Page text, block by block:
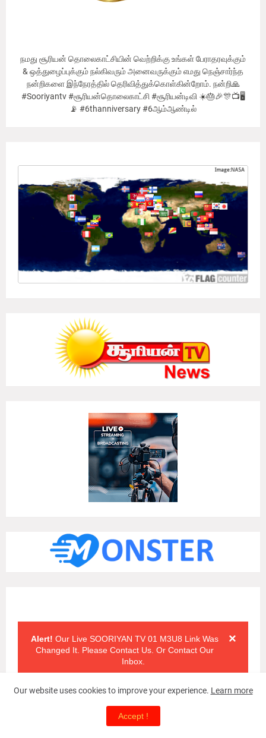
நமது சூரியன் தொலைகாட்சியின் வெற்றிக்கு உங்கள் பேராதரவுக்கும்
& ஒத்துழைப்புக்கும் நல்கிவரும் அனைவருக்கும் எமது நெஞ்சார்ந்த
நன்றிகளை இந்நேரத்தில் தெரிவித்துக்கொள்கின்றோம். நன்றி🙏
#Sooriyantv #சூரியன்தொலைகாட்சி #சூரியன்டிவி ☀️🎂🎉🎊📺🖥
📡 #6thanniversary #6ஆம்ஆண்டில்
×
Alert! Our Live SOORIYAN TV 01 M3U8 Link Was
Changed It. Please Contact Us. Or Contact Our
Inbox.
Our website uses cookies to improve your experience. Learn more
Accept !